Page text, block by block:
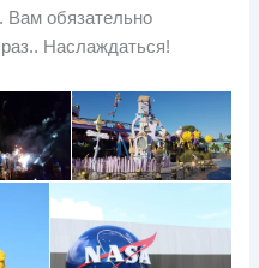
обязательно
Наслаждаться!